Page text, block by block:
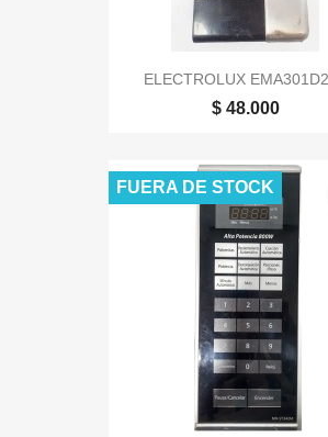
ELECTROLUX
$ 48.000
FUERA DE STOCK